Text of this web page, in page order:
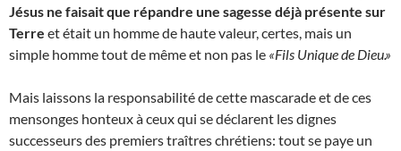
Jésus ne faisait que répandre une sagesse déjà présente sur
Terre et était un homme de haute valeur, certes, mais un
simple homme tout de même et non pas le «Fils Unique de Dieu.»
Mais laissons la responsabilité de cette mascarade et de ces
mensonges honteux à ceux qui se déclarent les dignes
successeurs des premiers traîtres chrétiens: tout se paye un